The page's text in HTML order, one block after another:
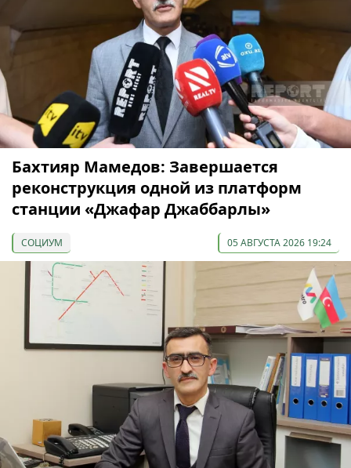
Бахтияр Мамедов: Завершается
реконструкция одной из платформ
станции «Джафар Джаббарлы»
СОЦИУМ 05 АВГУСТА 2026 19:24